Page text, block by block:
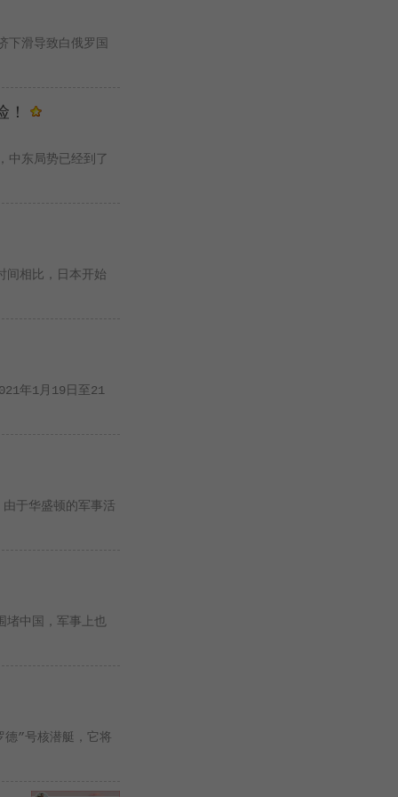
下滑导致白俄罗国
中东局势已经到了
间相比，日本开始
年1月19日至21
于华盛顿的军事活
堵中国，军事上也
”号核潜艇，它将